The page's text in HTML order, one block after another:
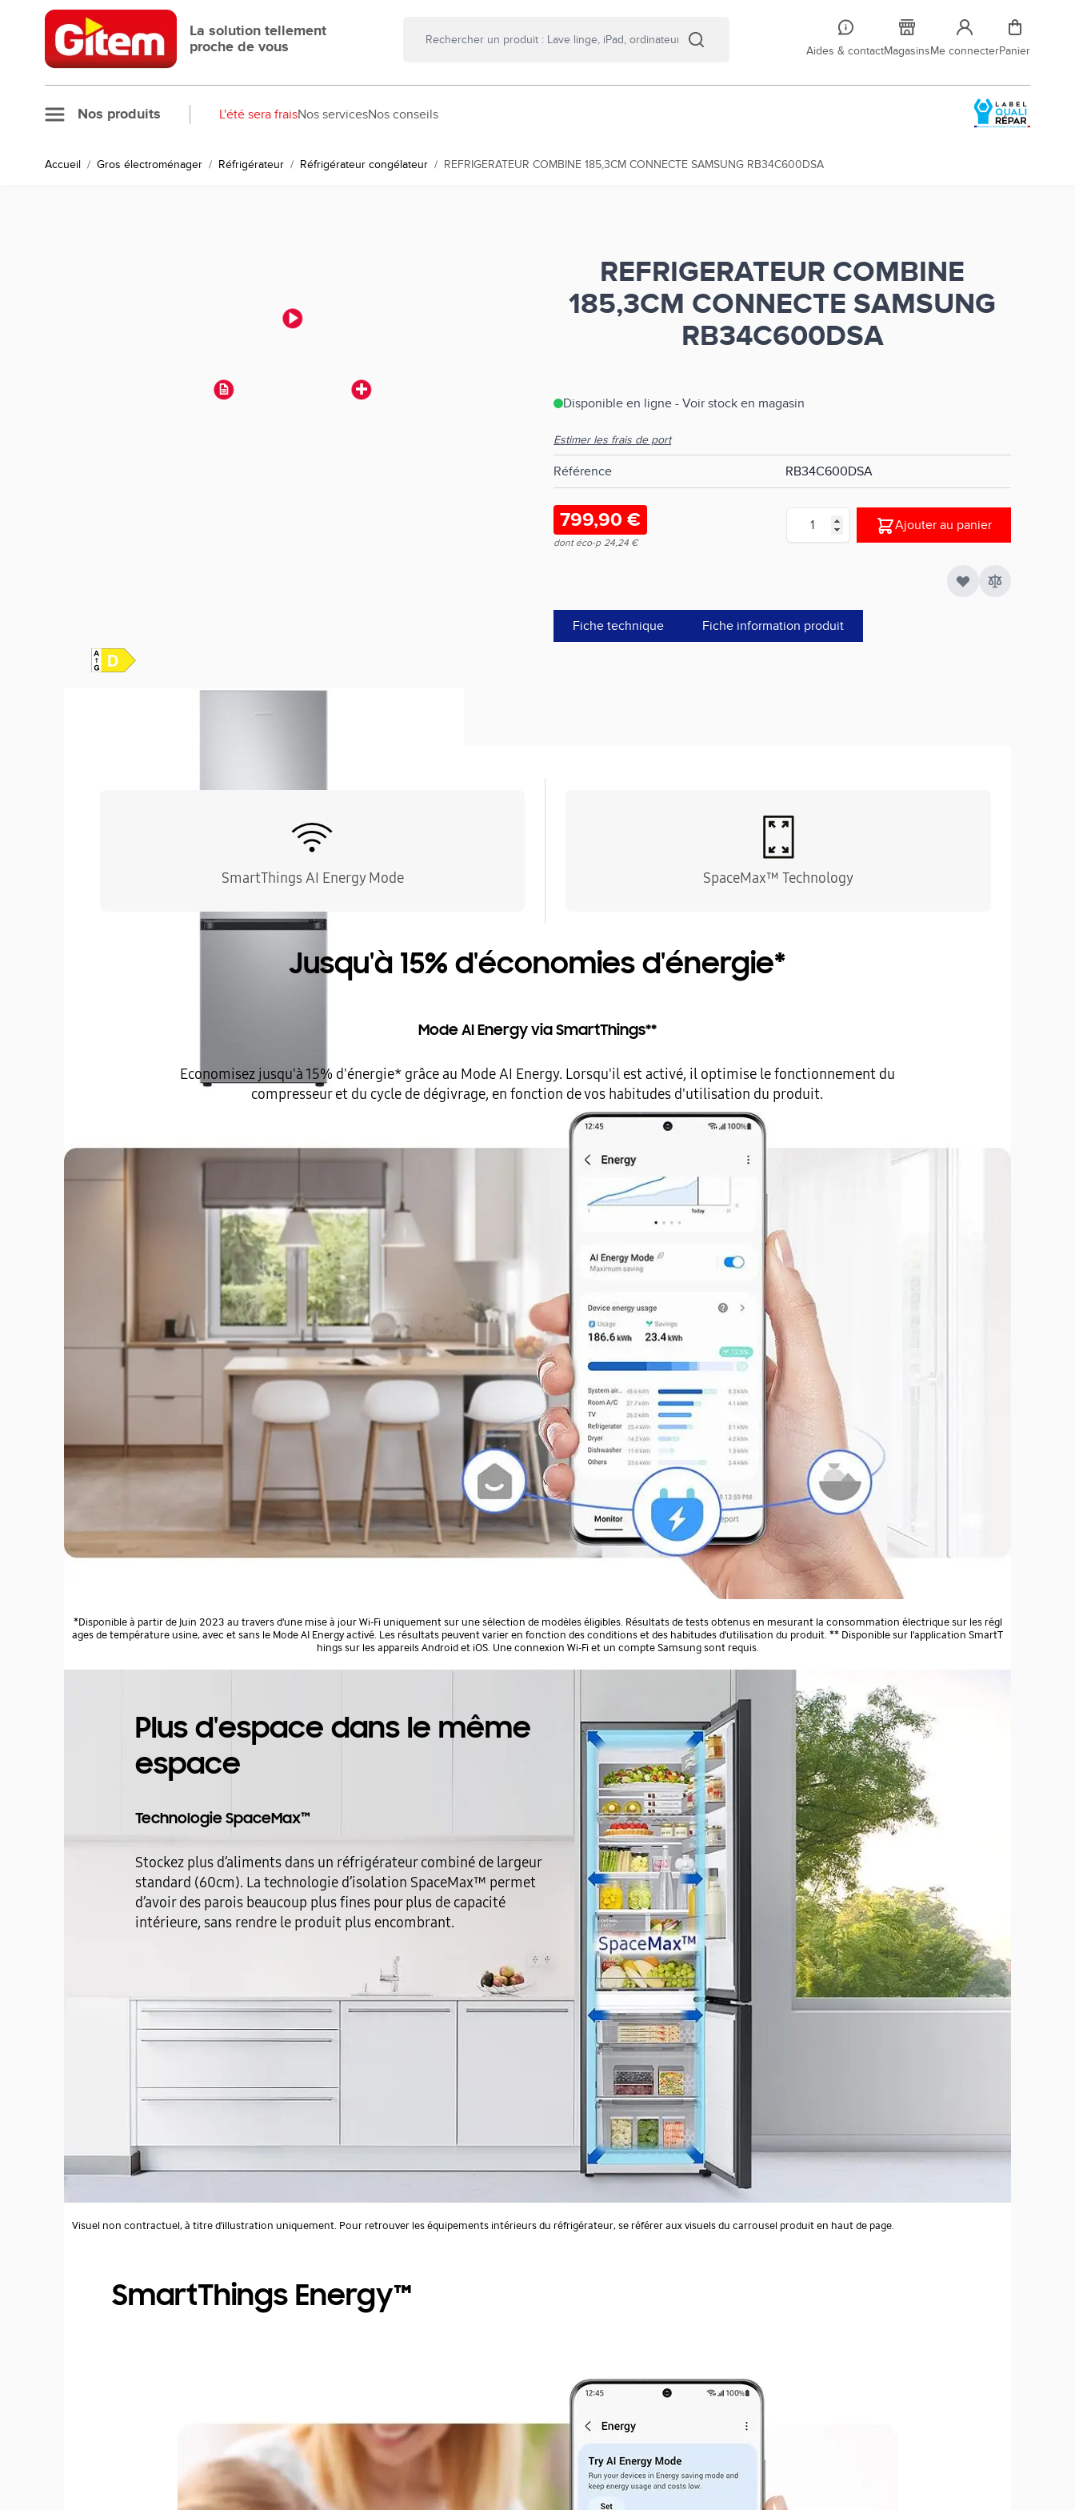
Allez au contenu
La solution tellement
proche de vous
Aides & contactMagasinsMe connecterPanier
Nos produits L'été sera fraisNos servicesNos conseils
Accueil / Gros électroménager / Réfrigérateur / Réfrigérateur congélateur / REFRIGERATEUR COMBINE 185,3CM CONNECTE SAMSUNG RB34C600DSA
REFRIGERATEUR COMBINE
185,3CM CONNECTE SAMSUNG
RB34C600DSA
Disponible en ligne - Voir stock en magasin
Estimer les frais de port
Référence RB34C600DSA
799,90 €
dont éco-p 24,24 €
Quantité
Ajouter au panier
Fiche technique Fiche information produit
SmartThings AI Energy Mode SpaceMax™ Technology
Jusqu'à 15% d'économies d'énergie*
Mode AI Energy via SmartThings**
Economisez jusqu'à 15% d'énergie* grâce au Mode AI Energy. Lorsqu'il est activé, il optimise le fonctionnement du
compresseur et du cycle de dégivrage, en fonction de vos habitudes d'utilisation du produit.
*Disponible à partir de Juin 2023 au travers d'une mise à jour Wi-Fi uniquement sur une sélection de modèles éligibles. Résultats de tests obtenus en mesurant la consommation électrique sur les régl
ages de température usine, avec et sans le Mode AI Energy activé. Les résultats peuvent varier en fonction des conditions et des habitudes d'utilisation du produit. ** Disponible sur l'application SmartT
hings sur les appareils Android et iOS. Une connexion Wi-Fi et un compte Samsung sont requis.
Plus d'espace dans le même
espace
Technologie SpaceMax™
Stockez plus d’aliments dans un réfrigérateur combiné de largeur
standard (60cm). La technologie d’isolation SpaceMax™ permet
d’avoir des parois beaucoup plus fines pour plus de capacité
intérieure, sans rendre le produit plus encombrant.
Visuel non contractuel, à titre d'illustration uniquement. Pour retrouver les équipements intérieurs du réfrigérateur, se référer aux visuels du carrousel produit en haut de page.
SmartThings Energy™